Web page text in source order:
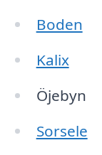
Boden
Kalix
Öjebyn
Sorsele